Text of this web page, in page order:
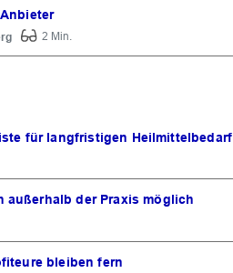
2 Min.
für langfristigen Heilmittelbedarf
außerhalb der Praxis möglich
bleiben fern